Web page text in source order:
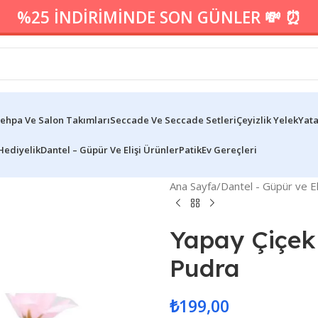
%25 İNDİRİMİNDE SON GÜNLER 💸 ⏰
Ve Salon TakımlarıSeccade Ve Seccade SetleriÇeyizlik Yelek
Dantel – Güpür Ve Elişi ÜrünlerPatikEv Gereçleri
Ana Sayfa/Dantel - Güpür ve
Yapay
Pudra
₺199,00